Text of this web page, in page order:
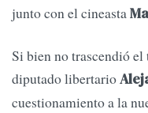
junto con el cineasta
Si bien no trascendió
diputado libertario
cuestionamiento a la